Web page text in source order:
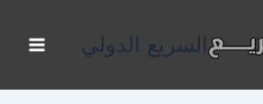
السريع الدولي